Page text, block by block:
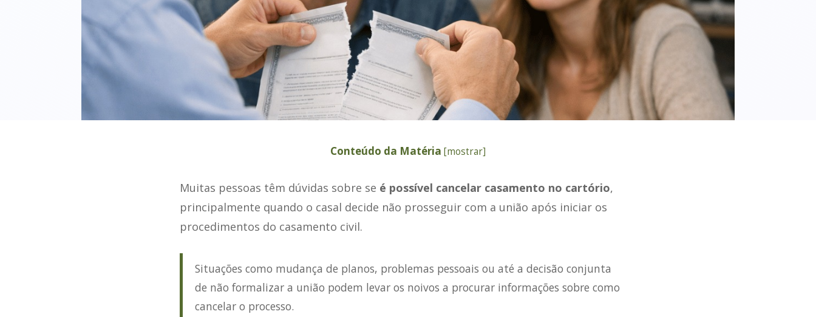
Conteúdo da Matéria [mostrar]
Muitas pessoas têm dúvidas sobre se é possível cancelar casamento no cartório,
principalmente quando o casal decide não prosseguir com a união após iniciar os
procedimentos do casamento civil.
Situações como mudança de planos, problemas pessoais ou até a decisão conjunta
de não formalizar a união podem levar os noivos a procurar informações sobre como
cancelar o processo.